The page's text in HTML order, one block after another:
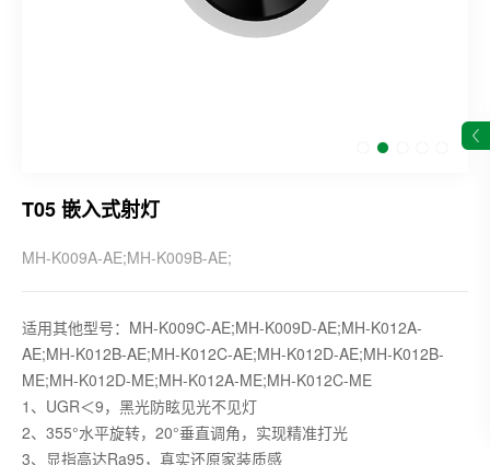
T05 嵌入式射灯
MH-K009A-AE;MH-K009B-AE;
适用其他型号：MH-K009C-AE;MH-K009D-AE;MH-K012A-
AE;MH-K012B-AE;MH-K012C-AE;MH-K012D-AE;MH-K012B-
ME;MH-K012D-ME;MH-K012A-ME;MH-K012C-ME
1、UGR＜9，黑光防眩见光不见灯
2、355°水平旋转，20°垂直调角，实现精准打光
3、显指高达Ra95，真实还原家装质感